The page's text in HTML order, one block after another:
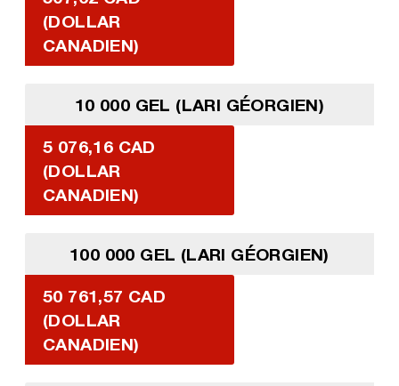
(DOLLAR
CANADIEN)
10 000 GEL (LARI GÉORGIEN)
5 076,16 CAD
(DOLLAR
CANADIEN)
100 000 GEL (LARI GÉORGIEN)
50 761,57 CAD
(DOLLAR
CANADIEN)